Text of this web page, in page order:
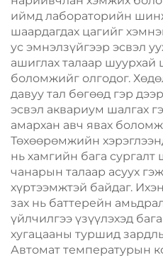
иймд лабораторийн
шаардагдах цагийг
ус эмнэлзүйгээр эсвэл
ашиглах талаар шуурхай
боломжийг олгодог.
давуу тал бөгөөд гэр
эсвэл аквариум шалгах
амархан авч явах
Төхөөрөмжийн
нь хамгийн бага сургалт
чанарын талаар асуух
хүртээмжтэй байдаг.
зах нь баттерейн
үйлчилгээ үзүүлэхэд
хугацааны туршид
Автомат температурын